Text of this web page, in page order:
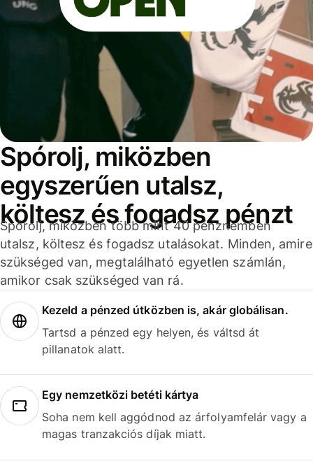
Spórolj, miközben
egyszerűen utalsz,
költesz és fogadsz pénzt
Spórolj, miközben több mint 40 pénznemben
utalsz, költesz és fogadsz utalásokat. Minden, amire
szükséged van, megtalálható egyetlen számlán,
amikor csak szükséged van rá.
Kezeld a pénzed útközben is, akár globálisan.
Tartsd a pénzed egy helyen, és váltsd át
pillanatok alatt.
Egy nemzetközi betéti kártya
Soha nem kell aggódnod az árfolyamfelár vagy a
magas tranzakciós díjak miatt.